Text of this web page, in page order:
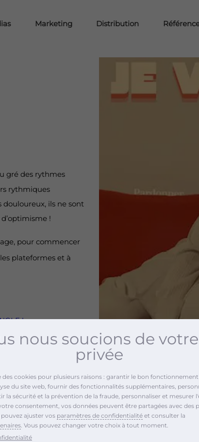
Marketing Distribution
gré des rythmes
rythmiques
douloureux, ils ne sont
!
pour commencer
plateformes et à
!
nous soucions de
privée
des cookies pour plusieurs raisons : garantir le bon fonctionnement
du site web, fournir des fonctionnalités supplémentaires,
la sécurité et la prévention de la fraude, personnaliser et mesurer
consentement, vos données peuvent être partagées avec des
ajuster vos paramètres de confidentialité et consulter la
. Vous pouvez changer votre choix à tout moment.